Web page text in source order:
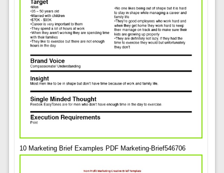
10 Marketing Brief Examples PDF Marketing-Brief546706